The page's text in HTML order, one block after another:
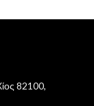
82100,